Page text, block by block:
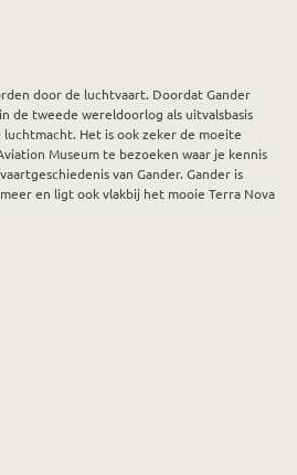
door de luchtvaart. Doordat Gander
de tweede wereldoorlog als uitvalsbasis
Het is ook zeker de moeite
Museum te bezoeken waar je kennis
van Gander. Gander is
en ligt ook vlakbij het mooie Terra Nova